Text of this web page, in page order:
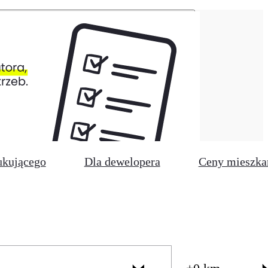
Dla dewelopera Ceny